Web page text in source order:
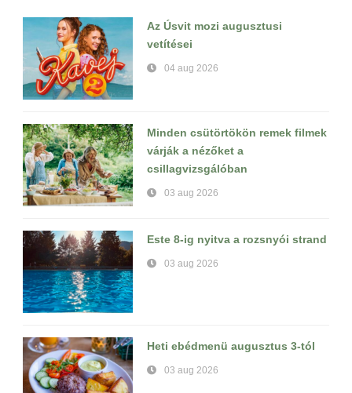
Az Úsvit mozi augusztusi
vetítései
04 aug 2026
Minden csütörtökön remek filmek
várják a nézőket a
csillagvizsgálóban
03 aug 2026
Este 8-ig nyitva a rozsnyói strand
03 aug 2026
Heti ebédmenü augusztus 3-tól
03 aug 2026